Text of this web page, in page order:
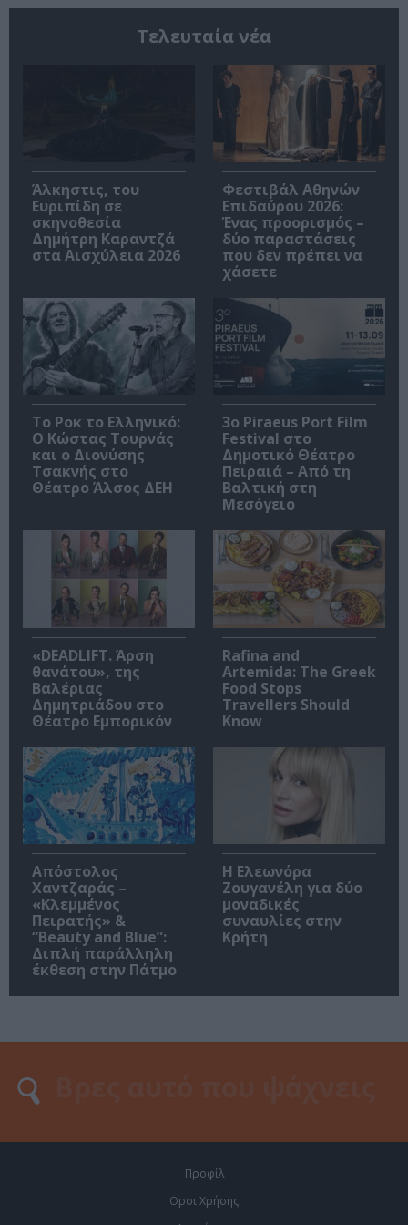
Τελευταία νέα
Άλκηστις, του
Ευριπίδη σε
σκηνοθεσία
Δημήτρη Καραντζά
στα Αισχύλεια 2026
Φεστιβάλ Αθηνών
Επιδαύρου 2026:
Ένας προορισμός –
δύο παραστάσεις
που δεν πρέπει να
χάσετε
Το Ροκ το Ελληνικό:
Ο Κώστας Τουρνάς
και ο Διονύσης
Τσακνής στο
Θέατρο Άλσος ΔΕΗ
3o Piraeus Port Film
Festival στο
Δημοτικό Θέατρο
Πειραιά – Από τη
Βαλτική στη
Μεσόγειο
«DEADLIFT. Άρση
θανάτου», της
Βαλέριας
Δημητριάδου στο
Θέατρο Εμπορικόν
Rafina and
Artemida: The Greek
Food Stops
Travellers Should
Know
Απόστολος
Χαντζαράς –
«Κλεμμένος
Πειρατής» &
“Beauty and Blue”:
Διπλή παράλληλη
έκθεση στην Πάτμο
Η Ελεωνόρα
Ζουγανέλη για δύο
μοναδικές
συναυλίες στην
Κρήτη
Προφίλ
Οροι Χρήσης